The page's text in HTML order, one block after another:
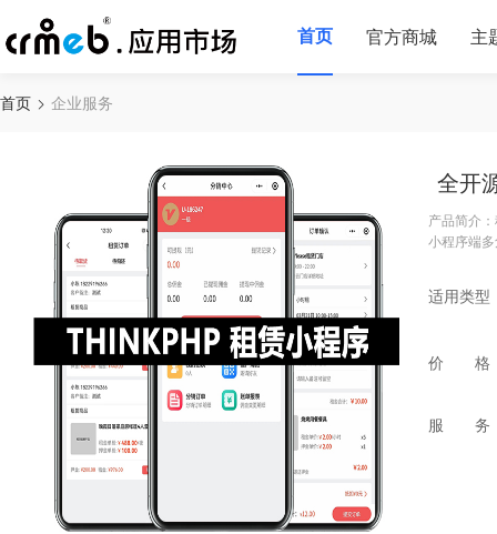
首页 官方商城 主
首页 企业服务
全开
产品简介
小程序端
适用类型
价 格
服 务